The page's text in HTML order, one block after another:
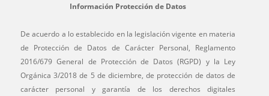
Información Protección de Datos
De acuerdo a lo establecido en la legislación vigente en materia
de Protección de Datos de Carácter Personal, Reglamento
2016/679 General de Protección de Datos (RGPD) y la Ley
Orgánica 3/2018 de 5 de diciembre, de protección de datos de
carácter personal y garantía de los derechos digitales